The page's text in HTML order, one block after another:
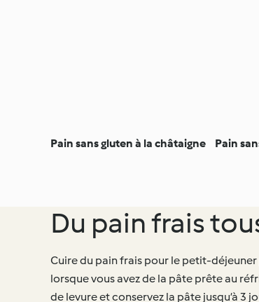
Pain sans gluten à la châtaigne Pain
Du pain frais
Cuire du pain frais pour le petit-
lorsque vous avez de la pâte prête au
de levure et conservez la pâte jusqu’à 3